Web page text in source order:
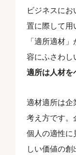
ビジネスに
置に際して用
「適所適材
容にふさわ
適所は人材
適材適所は
考え方です。
個人の適性
しい価値の